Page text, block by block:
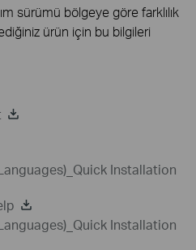
sürümü bölgeye göre farklılık
ürün için bu bilgileri
Installation
Installation